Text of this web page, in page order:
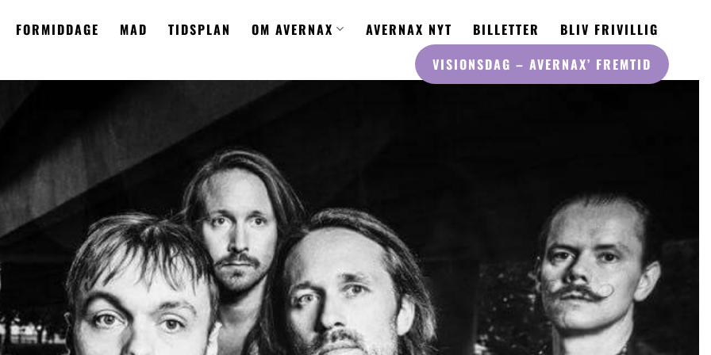
VISIONSDAG – AVERNAX’ FREMTID
FORMIDDAGE MAD TIDSPLAN OM AVERNAX AVERNAX NYT BILLETTER BLIV FRIVILLIG